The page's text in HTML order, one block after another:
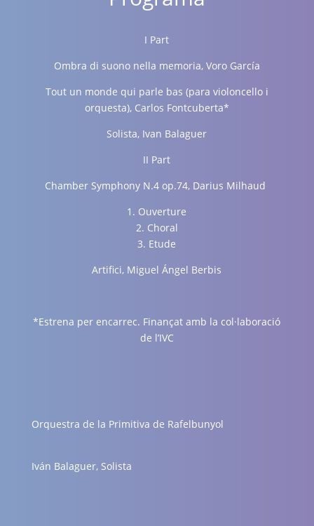
I Part
Ombra di suono nella memoria, Voro García
Tout un monde qui parle bas (para violoncello i
orquesta), Carlos Fontcuberta*
Solista, Ivan Balaguer
II Part
Chamber Symphony N.4 op.74, Darius Milhaud
1. Ouverture
2. Choral
3. Etude
Artifici, Miguel Ángel Berbis
*Estrena per encarrec. Finançat amb la col·laboració
de l’IVC
Orquestra de la Primitiva de Rafelbunyol
Iván Balaguer, Solista